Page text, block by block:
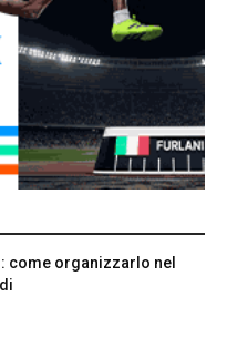
come organizzarlo nel